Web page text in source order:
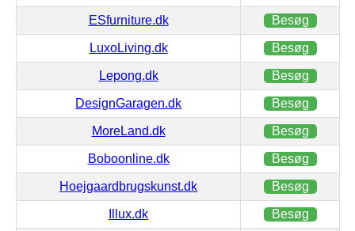
ESfurniture.dk Besøg
LuxoLiving.dk Besøg
Lepong.dk Besøg
DesignGaragen.dk Besøg
MoreLand.dk Besøg
Boboonline.dk Besøg
Hoejgaardbrugskunst.dk Besøg
Illux.dk Besøg